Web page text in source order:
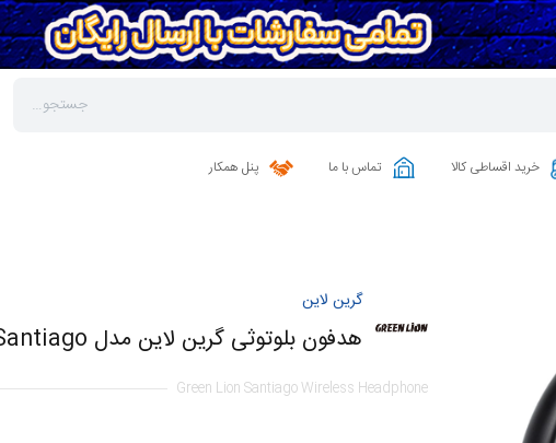
خرید اقساطی کالا تماس با ما پنل همکار
گرین لاین
هدفون بلوتوثی گرین لاین مدل Santiago
Green Lion Santiago Wireless Headphone